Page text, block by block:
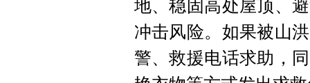
地、稳固高处屋顶、
冲击风险。如果被山
警、救援电话求助，